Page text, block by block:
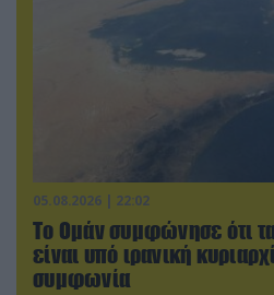
05.08.2026 | 22:02
Το Ομάν συμφώνησε ότι
είναι υπό ιρανική
συμφωνία